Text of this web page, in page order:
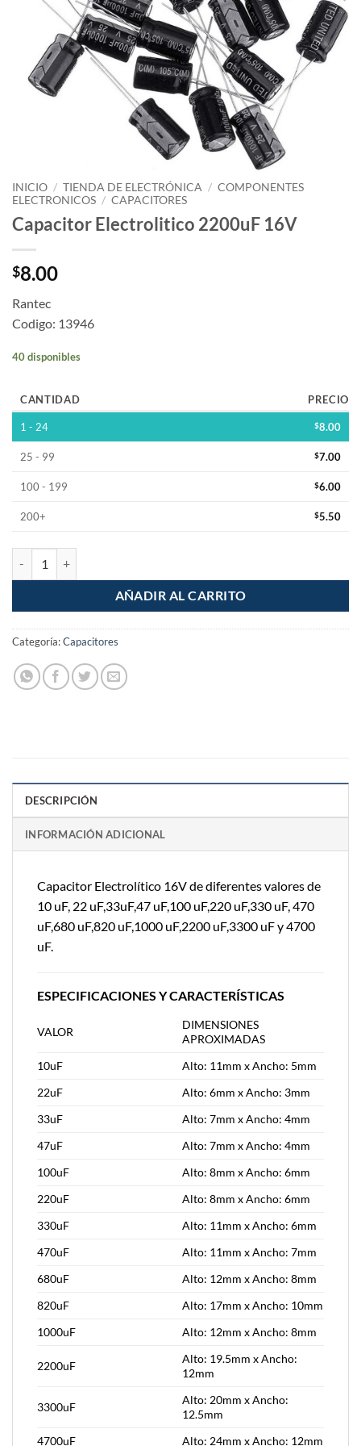
INICIO / TIENDA DE ELECTRÓNICA / COMPONENTES
ELECTRONICOS / CAPACITORES
Capacitor Electrolitico 2200uF 16V
$8.00
Rantec
Codigo: 13946
40 disponibles
CANTIDAD PRECIO
1 - 24 $8.00
25 - 99 $7.00
100 - 199 $6.00
200+ $5.50
AÑADIR AL CARRITO
Categoría:Capacitores
DESCRIPCIÓN
INFORMACIÓN ADICIONAL
Capacitor Electrolítico 16V de diferentes valores de
10 uF, 22 uF,33uF,47 uF,100 uF,220 uF,330 uF, 470
uF,680 uF,820 uF,1000 uF,2200 uF,3300 uF y 4700
uF.
ESPECIFICACIONES Y CARACTERÍSTICAS
VALOR
DIMENSIONES
APROXIMADAS
10uF
Alto: 11mm x Ancho: 5mm
22uF
Alto: 6mm x Ancho: 3mm
33uF
Alto: 7mm x Ancho: 4mm
47uF
Alto: 7mm x Ancho: 4mm
100uF
Alto: 8mm x Ancho: 6mm
220uF
Alto: 8mm x Ancho: 6mm
330uF
Alto: 11mm x Ancho: 6mm
470uF
Alto: 11mm x Ancho: 7mm
680uF
Alto: 12mm x Ancho: 8mm
820uF
Alto: 17mm x Ancho: 10mm
1000uF
Alto: 12mm x Ancho: 8mm
2200uF
Alto: 19.5mm x Ancho:
12mm
3300uF
Alto: 20mm x Ancho:
12.5mm
4700uF
Alto: 24mm x Ancho: 12mm